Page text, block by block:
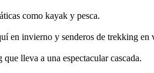
como kayak y pesca.
en invierno y senderos de trekking en
lleva a una espectacular cascada.